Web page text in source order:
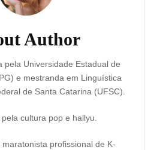
Author
pela Universidade Estadual de
e mestranda em Linguística
de Santa Catarina (UFSC).
cultura pop e hallyu.
profissional de K-